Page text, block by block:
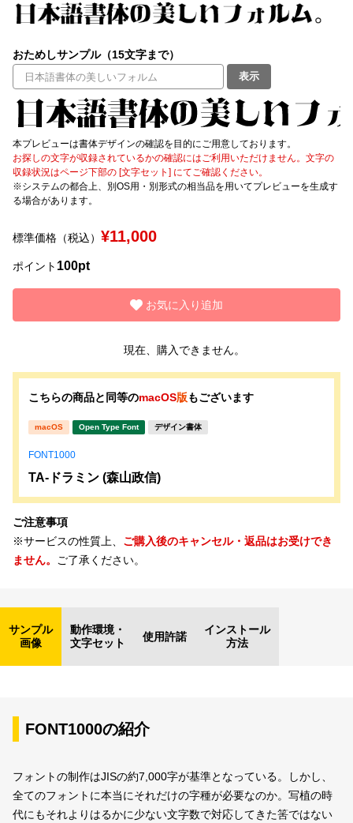
価格帯
〜
リセット
おためしサンプル（15文字まで）
表示
本プレビューは書体デザインの確認を目的にご用意しております。
お探しの文字が収録されているかの確認にはご利用いただけません。文字の
収録状況はページ下部の [文字セット] にてご確認ください。
※システムの都合上、別OS用・別形式の相当品を用いてプレビューを生成す
る場合があります。
標準価格（税込） ¥11,000
ポイント 100pt
お気に入り追加
現在、購入できません。
こちらの商品と同等のmacOS版もございます
macOS Open Type Font デザイン書体
FONT1000
TA-ドラミン (森山政信)
ご注意事項
※サービスの性質上、 ご購入後のキャンセル・返品はお受けでき
ません。 ご了承ください。
サンプル
画像
動作環境・
文字セット
使用許諾
インストール
方法
FONT1000の紹介
フォントの制作はJISの約7,000字が基準となっている。しかし、
全てのフォントに本当にそれだけの字種が必要なのか。写植の時
代にもそれよりはるかに少ない文字数で対応してきた筈ではない